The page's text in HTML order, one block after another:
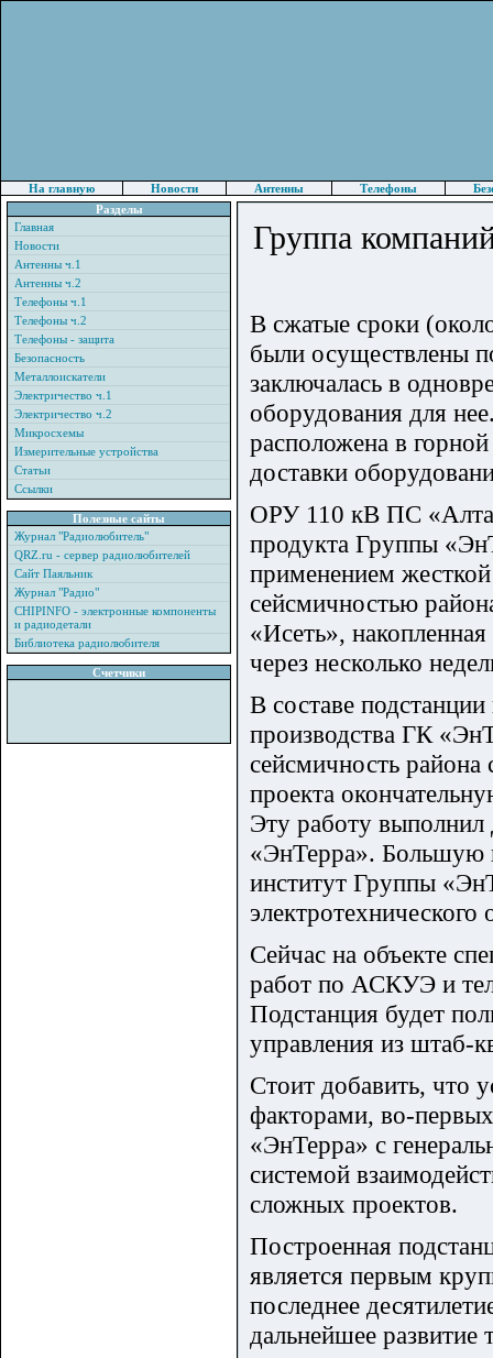
На главную Новости Антенны Телефоны
Разделы
Главная
Новости
Антенны ч.1
Антенны ч.2
Телефоны ч.1
Телефоны ч.2
Телефоны - защита
Безопасность
Металлоискатели
Электричество ч.1
Электричество ч.2
Микросхемы
Измерительные устройства
Статьи
Ссылки
Полезные сайты
Журнал "Радиолюбитель"
QRZ.ru - сервер радиолюбителей
Сайт Паяльник
Журнал "Радио"
CHIPINFO - электронные компоненты
и радиодетали
Библиотека радиолюбителя
Счетчики
Группа
В сжатые сроки
были осуществлены
заключалась в
оборудования для
расположена в
доставки
ОРУ 110 кВ ПС
продукта Группы
применением
сейсмичностью
«Исеть»,
через несколько
В составе
производства ГК
сейсмичность района
проекта
Эту работу выполнил
«ЭнТерра». Большую
институт Группы
электротехнического
Сейчас на объекте
работ по АСКУЭ и
Подстанция будет
управления из штаб-
Стоит добавить, что
факторами, во-
«ЭнТерра» с
системой
сложных проектов.
Построенная
является первым
последнее
дальнейшее развитие